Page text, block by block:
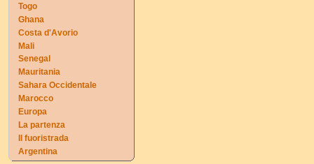
Togo
Ghana
Costa d'Avorio
Mali
Senegal
Mauritania
Sahara Occidentale
Marocco
Europa
La partenza
Il fuoristrada
Argentina